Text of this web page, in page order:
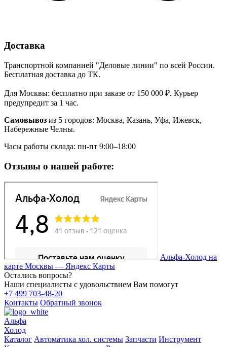
Доставка
Транспортной компанией "Деловые линии" по всей России.
Бесплатная доставка до ТК.
Для Москвы: бесплатно при заказе от 150 000 ₽. Курьер
предупредит за 1 час.
Самовывоз из 5 городов: Москва, Казань, Уфа, Ижевск,
Набережные Челны.
Часы работы склада: пн-пт 9:00–18:00
Отзывы о нашей работе:
Альфа-Холод на
карте Москвы — Яндекс Карты
Остались вопросы?
Наши специалисты с удовольствием Вам помогут
+7 499 703-48-20
Контакты Обратный звонок
Альфа
Холод
Каталог Автоматика хол. системы Запчасти Инструмент